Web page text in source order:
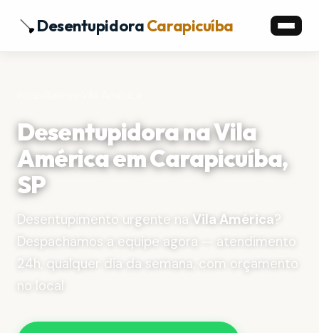
DesentupidoraCarapicuíba
Desentupidora na Vila
América em Carapicuíba,
SP
Desentupimento urgente na Vila América?
Despachamos a equipe agora — atendimento
24h, qualquer dia da semana, com orçamento
no local.